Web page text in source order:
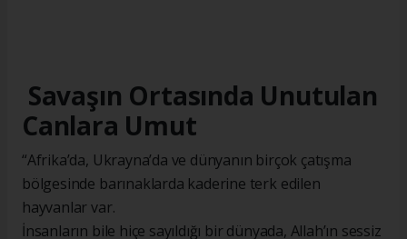
Savaşın Ortasında Unutulan
Canlara Umut
“Afrika’da, Ukrayna’da ve dünyanın birçok çatışma
bölgesinde barınaklarda kaderine terk edilen
hayvanlar var.
İnsanların bile hiçe sayıldığı bir dünyada, Allah’ın sessiz